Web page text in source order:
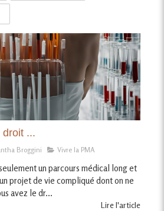
droit ...
Broggini Vivre la PMA
un parcours médical long et
projet de vie compliqué dont on ne
avez le dr...
Lire l'article